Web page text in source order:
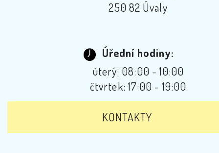
250 82 Úvaly
Úřední hodiny:
úterý: 08:00 - 10:00
čtvrtek: 17:00 - 19:00
KONTAKTY